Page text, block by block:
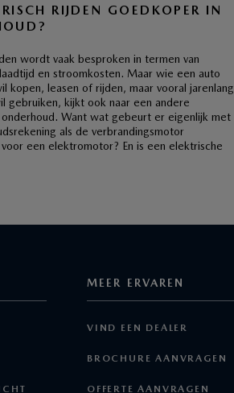
RIJDEN GOEDKOPER IN
wordt vaak besproken in termen van
en stroomkosten. Maar wie een auto
kopen, leasen of rijden, maar vooral jarenlang
gebruiken, kijkt ook naar een andere
Want wat gebeurt er eigenlijk met
als de verbrandingsmotor
een elektromotor? En is een elektrische
MEER ERVAREN
VIND EEN DEALER
BROCHURE AANVRAGEN
OFFERTE AANVRAGEN